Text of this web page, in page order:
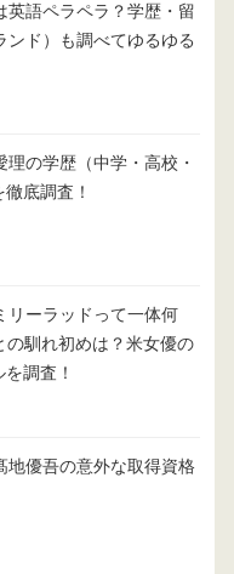
英語ペラペラ？学歴・留
ンド）も調べてゆるゆる
理の学歴（中学・高校・
底調査！
リーラッドって一体何
の馴れ初めは？米女優の
調査！
地優吾の意外な取得資格